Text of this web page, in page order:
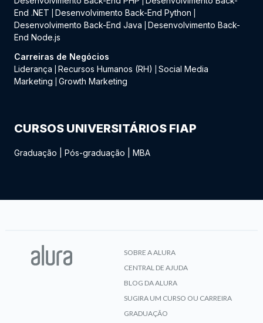
End .NET
Desenvolvimento Back-End Python
Desenvolvimento Back-End Java
Desenvolvimento Back-
End Node.js
Carreiras de Negócios
Liderança
Recursos Humanos (RH)
Social Media
Marketing
Growth Marketing
CURSOS UNIVERSITÁRIOS FIAP
Graduação Pós-graduação MBA
SOBRE A ALURA
CENTRAL DE AJUDA
BLOG DA ALURA
SUGIRA UM CURSO OU CARREIRA
GRADUAÇÃO